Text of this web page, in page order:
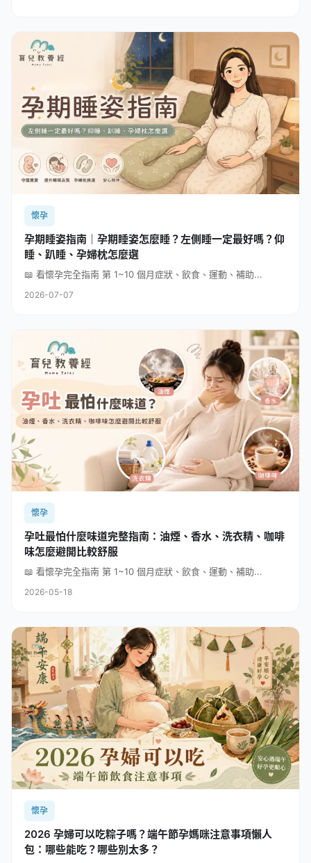
懷孕
孕期睡姿指南｜孕期睡姿怎麼睡？左側睡一定最好嗎？仰
睡、趴睡、孕婦枕怎麼選
📖 看懷孕完全指南 第 1~10 個月症狀、飲食、運動、補助...
2026-07-07
懷孕
孕吐最怕什麼味道完整指南：油煙、香水、洗衣精、咖啡
味怎麼避開比較舒服
📖 看懷孕完全指南 第 1~10 個月症狀、飲食、運動、補助...
2026-05-18
懷孕
2026 孕婦可以吃粽子嗎？端午節孕媽咪注意事項懶人
包：哪些能吃？哪些別太多？